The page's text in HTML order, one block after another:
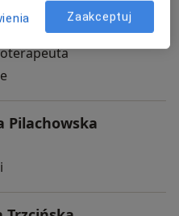
Pilachowska
Zaakceptuj